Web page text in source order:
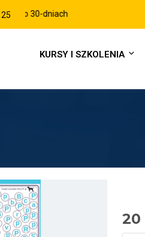
30-dniach
KURSY I SZKOLENIA
20